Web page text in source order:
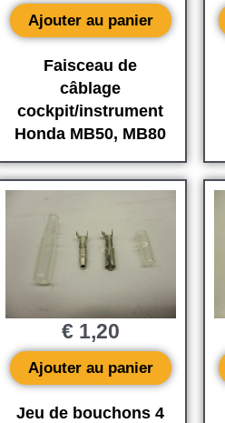
Faisceau de
câblage
cockpit/instrument
Honda MB50, MB80
Ajouter au panier
Jeu de bouchons 4
€1,20
Ajouter au panier